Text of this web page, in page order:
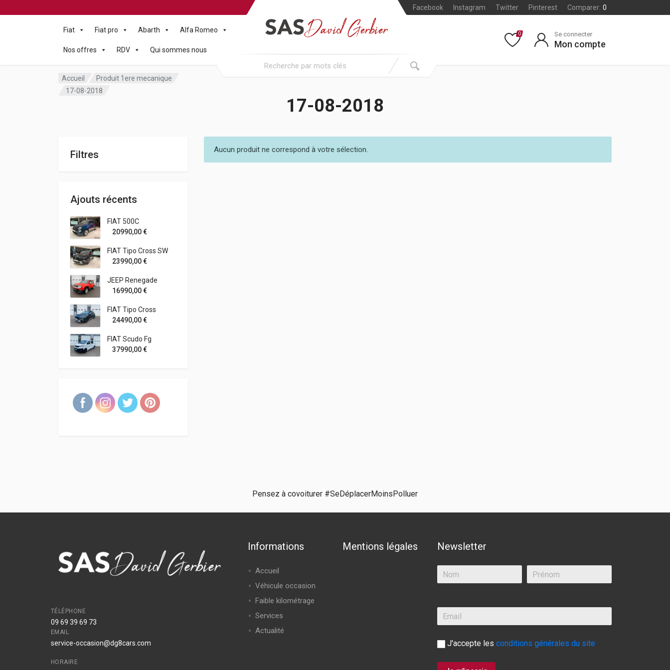
Facebook Instagram Twitter Pinterest Comparer: 0
Fiat Fiat pro Abarth Alfa Romeo
Nos offres RDV Qui sommes nous
0 Se connecter
Mon compte
Accueil
Produit 1ere mecanique
17-08-2018
17-08-2018
Filtres
Ajouts récents
FIAT 500C
20990,00€
FIAT Tipo Cross SW
23990,00€
JEEP Renegade
16990,00€
FIAT Tipo Cross
24490,00€
FIAT Scudo Fg
37990,00€
Aucun produit ne correspond à votre sélection.
Pensez à covoiturer #SeDéplacerMoinsPolluer
TÉLÉPHONE
09 69 39 69 73
EMAIL
service-occasion@dg8cars.com
HORAIRE
Informations
Accueil
Véhicule occasion
Faible kilométrage
Services
Actualité
Mentions légales Newsletter
J'accepte les conditions générales du site